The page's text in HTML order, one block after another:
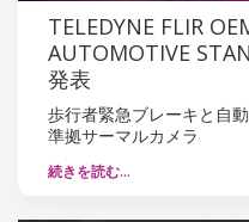
TELEDYNE FLIR
AUTOMOTIVE
発表
歩行者緊急ブレーキと自
準拠サーマルカメラ
続きを読む…